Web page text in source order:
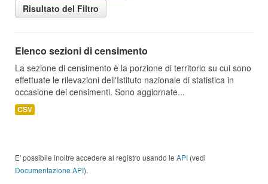
Risultato del Filtro
Elenco sezioni di censimento
La sezione di censimento è la porzione di territorio su cui sono
effettuate le rilevazioni dell'Istituto nazionale di statistica in
occasione dei censimenti. Sono aggiornate...
CSV
E' possibile inoltre accedere al registro usando le API (vedi
Documentazione API).